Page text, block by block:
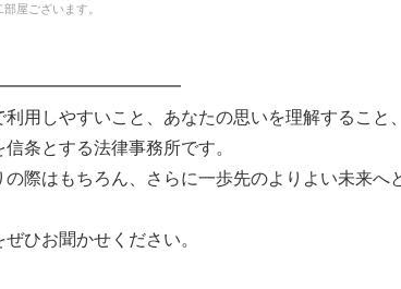
屋ございます。
利用しやすいこと、あなたの思いを理解すること
条とする法律事務所です。
の際はもちろん、さらに一歩先のよりよい未来へ
ひお聞かせください。